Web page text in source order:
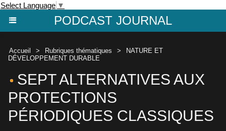
Select Language ▼
PODCAST JOURNAL
Accueil > Rubriques thématiques >
NATURE ET
DÉVELOPPEMENT DURABLE
SEPT ALTERNATIVES AUX
PROTECTIONS
PÉRIODIQUES CLASSIQUES